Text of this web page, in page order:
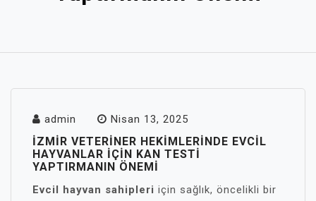
admin Nisan 13, 2025
İZMIR VETERINER HEKIMLERINDE EVCIL
HAYVANLAR İÇIN KAN TESTI
YAPTIRMANIN ÖNEMI
Evcil hayvan sahipleri için sağlık, öncelikli bir